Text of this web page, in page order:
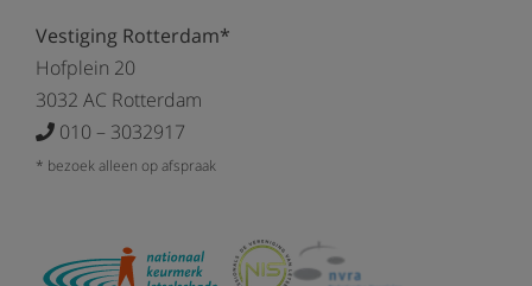
Vestiging Rotterdam*
Hofplein 20
3032 AC Rotterdam
010 – 3032917
* bezoek alleen op afspraak